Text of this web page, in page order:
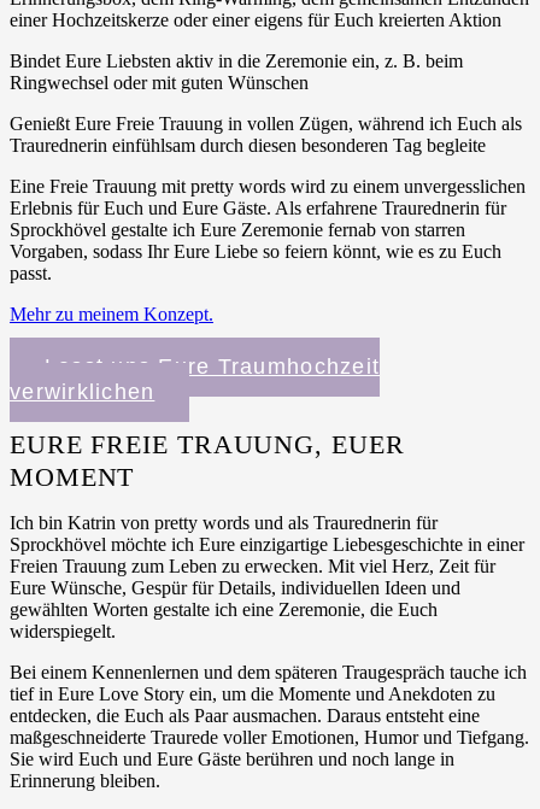
einer Hochzeitskerze oder einer eigens für Euch kreierten Aktion
Bindet Eure Liebsten aktiv in die Zeremonie ein, z. B. beim
Ringwechsel oder mit guten Wünschen
Genießt Eure Freie Trauung in vollen Zügen, während ich Euch als
Traurednerin einfühlsam durch diesen besonderen Tag begleite
Eine Freie Trauung mit pretty words wird zu einem unvergesslichen
Erlebnis für Euch und Eure Gäste. Als erfahrene Traurednerin für
Sprockhövel gestalte ich Eure Zeremonie fernab von starren
Vorgaben, sodass Ihr Eure Liebe so feiern könnt, wie es zu Euch
passt.
Mehr zu meinem Konzept.
Lasst uns Eure Traumhochzeit
verwirklichen
EURE FREIE TRAUUNG, EUER
MOMENT
Ich bin Katrin von pretty words und als Traurednerin für
Sprockhövel möchte ich Eure einzigartige Liebesgeschichte in einer
Freien Trauung zum Leben zu erwecken. Mit viel Herz, Zeit für
Eure Wünsche, Gespür für Details, individuellen Ideen und
gewählten Worten gestalte ich eine Zeremonie, die Euch
widerspiegelt.
Bei einem Kennenlernen und dem späteren Traugespräch tauche ich
tief in Eure Love Story ein, um die Momente und Anekdoten zu
entdecken, die Euch als Paar ausmachen. Daraus entsteht eine
maßgeschneiderte Traurede voller Emotionen, Humor und Tiefgang.
Sie wird Euch und Eure Gäste berühren und noch lange in
Erinnerung bleiben.